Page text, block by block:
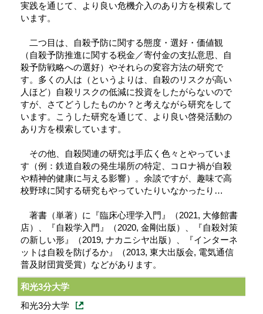
実践を通じて、より良い危機介入のあり方を模索して
います。
二つ目は、自殺予防に関する態度・選好・価値観
（自殺予防推進に関する税金／寄付金の支払意思、自
殺予防戦略への選好）やそれらの変容方法の研究で
す。多くの人は（というよりは、自殺のリスクが高い
人ほど）自殺リスクの低減に投資をしたがらないので
すが、さてどうしたものか？と考えながら研究をして
います。こうした研究を通じて、より良い啓発活動の
あり方を模索しています。
その他、自殺関連の研究は手広く色々とやっていま
す（例：鉄道自殺の発生場所の特定、コロナ禍が自殺
や精神的健康に与える影響）。余談ですが、趣味で高
校野球に関する研究もやっていたりいなかったり…
著書（単著）に『臨床心理学入門』（2021, 大修館書
店）、『自殺学入門』（2020, 金剛出版）、『自殺対策
の新しい形』（2019, ナカニシヤ出版）、『インターネ
ットは自殺を防げるか』（2013, 東大出版会, 電気通信
普及財団賞受賞）などがあります。
和光3分大学
和光3分大学